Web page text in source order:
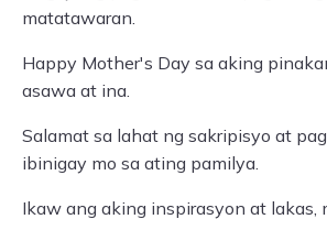
matatawaran.
Happy Mother's Day sa aking
asawa at ina.
Salamat sa lahat ng sakripisyo at
ibinigay mo sa ating pamilya.
Ikaw ang aking inspirasyon at lakas,